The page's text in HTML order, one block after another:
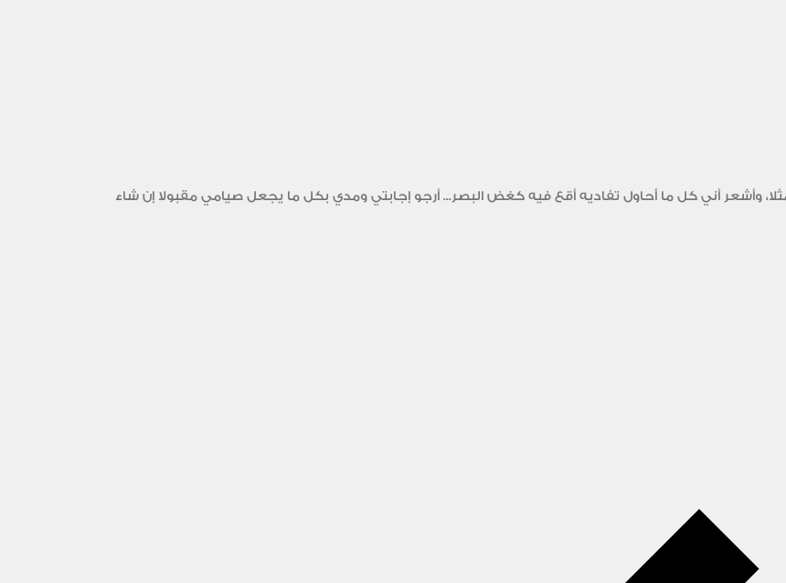
وأشعر أني كل ما أحاول تفاديه أقع فيه كغض البصر... أرجو إجابتي ومدي بكل ما يجعل صيامي مقبولا إن شاء